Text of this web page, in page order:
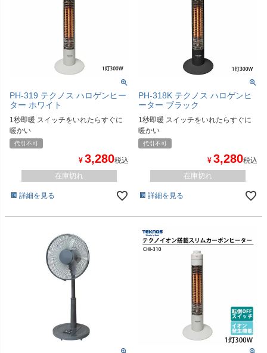
PH-319 テクノス ハロゲンヒー
ター ホワイト
1秒即暖 スイッチをいれたらすぐに
暖かい
代引不可
¥ 3,280税込
在庫切れ
詳細を見る
PH-318K テクノス ハロゲンヒ
ーター ブラック
1秒即暖 スイッチをいれたらすぐに
暖かい
代引不可
¥ 3,280税込
在庫切れ
詳細を見る